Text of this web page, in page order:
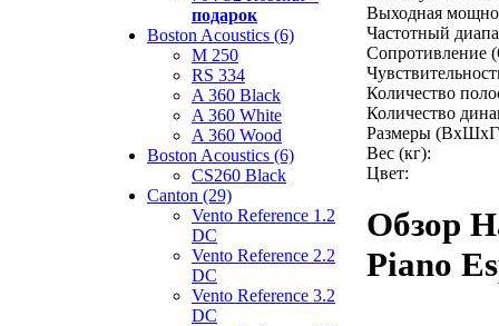
подарок
Boston Acoustics (6)
M 250
RS 334
A 360 Black
A 360 White
A 360 Wood
Boston Acoustics (6)
CS260 Black
Canton (29)
Vento Reference 1.2
DC
Vento Reference 2.2
DC
Vento Reference 3.2
DC
Выходная
Частотный
Сопротивление
Количество
Количество
Размеры
Вес (кг):
Цвет:
Обзор
Piano